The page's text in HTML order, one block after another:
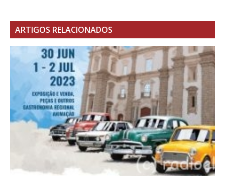
ARTIGOS RELACIONADOS